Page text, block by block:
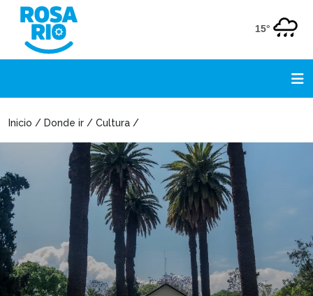
15°
Inicio / Donde ir / Cultura /